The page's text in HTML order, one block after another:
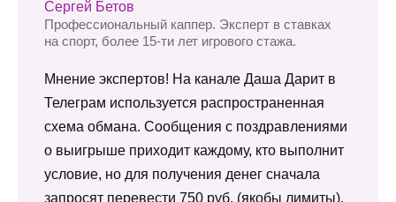
Сергей Бетов
Профессиональный каппер. Эксперт в ставках
на спорт, более 15-ти лет игрового стажа.
Мнение экспертов! На канале Даша Дарит в
Телеграм используется распространенная
схема обмана. Сообщения с поздравлениями
о выигрыше приходит каждому, кто выполнит
условие, но для получения денег сначала
запросят перевести 750 руб. (якобы лимиты).